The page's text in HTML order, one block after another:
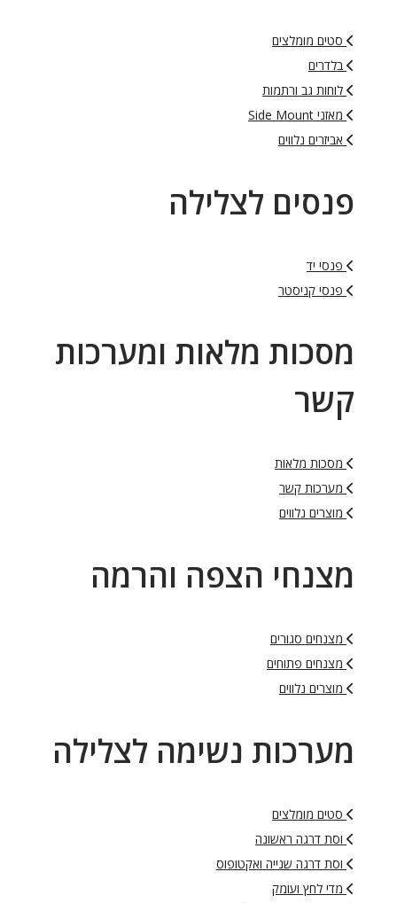
סטים מומלצים
בלדרים
לוחות גב ורתמות
מאזני Side Mount
אביזרים נלווים
פנסים לצלילה
פנסי יד
פנסי קניסטר
מסכות מלאות ומערכות
קשר
מסכות מלאות
מערכות קשר
מוצרים נלווים
מצנחי הצפה והרמה
מצנחים סגורים
מצנחים פתוחים
מוצרים נלווים
מערכות נשימה לצלילה
סטים מומלצים
וסת דרגה ראשונה
וסת דרגה שנייה ואקטופוס
מדי לחץ ועומק